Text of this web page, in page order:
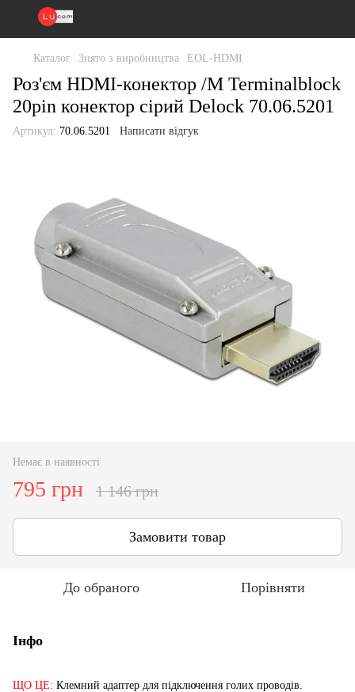
Каталог Знято з виробництва EOL-HDMI
Роз'єм HDMI-конектор /M Terminalblock
20pin конектор сірий Delock 70.06.5201
Артикул: 70.06.5201 Написати відгук
Немає в наявності
795 грн 1 146 грн
Замовити товар
До обраного Порівняти
Інфо
ЩО ЦЕ: Клемний адаптер для підключення голих проводів.